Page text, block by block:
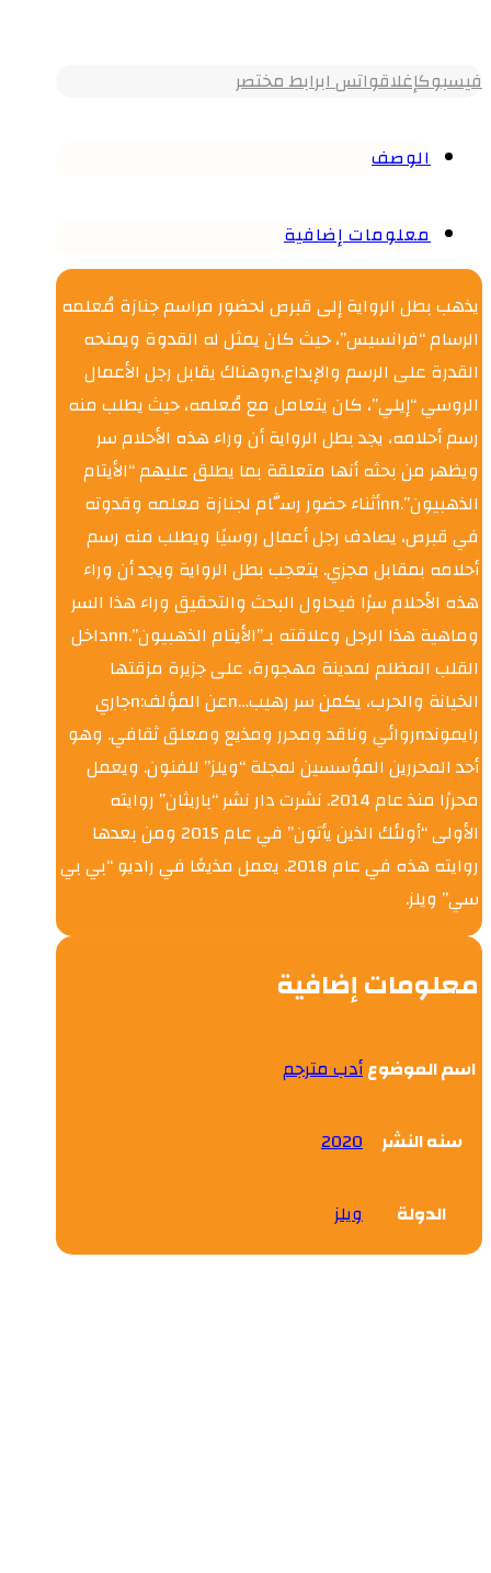
فيسبوكإغلاقواتس ابرابط مختصر
الوصف
معلومات إضافية
يذهب بطل الرواية إلى قبرص لحضور مراسم جنازة مُعلمه
الرسام “فرانسيس”، حيث كان يمثل له القدوة ويمنحه
القدرة على الرسم والإبداع.nوهناك يقابل رجل الأعمال
الروسي “إيلي”، كان يتعامل مع مُعلمه، حيث يطلب منه
رسم أحلامه، يجد بطل الرواية أن وراء هذه الأحلام سر
ويظهر من بحثه أنها متعلقة بما يطلق عليهم “الأيتام
الذهبيون”.nnأثناء حضور رسَّام لجنازة معلمه وقدوته
في قبرص، يصادف رجل أعمال روسيًا ويطلب منه رسم
أحلامه بمقابل مجزي. يتعجب بطل الرواية ويجد أن وراء
هذه الأحلام سرًا فيحاول البحث والتحقيق وراء هذا السر
وماهية هذا الرجل وعلاقته بـ”الأيتام الذهبيون”.nnداخل
القلب المظلم لمدينة مهجورة، على جزيرة مزقتها
الخيانة والحرب، يكمن سر رهيب…nعن المؤلف:nجاري
رايموندnروائي وناقد ومحرر ومذيع ومعلق ثقافي. وهو
أحد المحررين المؤسسين لمجلة “ويلز” للفنون. ويعمل
محررًا منذ عام 2014. نشرت دار نشر “باريثان” روايته
الأولى “أولئك الذين يأتون” في عام 2015 ومن بعدها
روايته هذه في عام 2018. يعمل مذيعًا في راديو “بي بي
سي” ويلز.
معلومات إضافية
اسم الموضوعأدب مترجم
سنه النشر 2020
الدولة ويلز